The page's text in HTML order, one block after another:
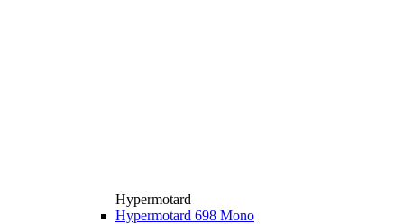
Hypermotard
Hypermotard 698 Mono